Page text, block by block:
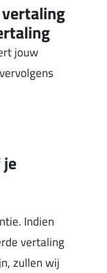
jouw
Indien
vertaling
zullen wij